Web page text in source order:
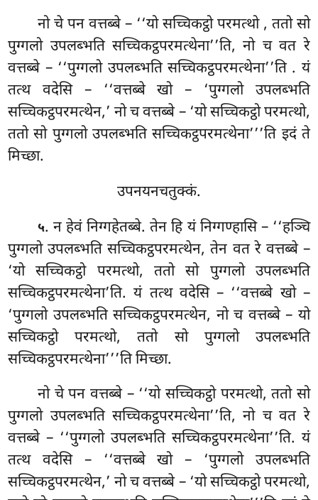
नो चे पन वत्तब्बे – ‘‘यो सच्चिकट्ठो परमत्थो , ततो सो
पुग्गलो उपलब्भति सच्चिकट्ठपरमत्थेना’’ति, नो च वत रे
वत्तब्बे – ‘‘पुग्गलो उपलब्भति सच्चिकट्ठपरमत्थेना’’ति . यं
तत्थ वदेसि – ‘‘वत्तब्बे खो – ‘पुग्गलो उपलब्भति
सच्चिकट्ठपरमत्थेन,’ नो च वत्तब्बे – ‘यो सच्चिकट्ठोपरमत्थो,
ततो सो पुग्गलो उपलब्भति सच्चिकट्ठपरमत्थेना’’’ति इदं ते
मिच्छा.
उपनयनचतुक्कं.
५. नहेवं निग्गहेतब्बे. तेन हि यं निग्गण्हासि – ‘‘हञ्चि
पुग्गलो उपलब्भति सच्चिकट्ठपरमत्थेन, तेन वत रे वत्तब्बे –
‘यो सच्चिकट्ठो परमत्थो, ततो सो पुग्गलो उपलब्भति
सच्चिकट्ठपरमत्थेना’ति. यं तत्थ वदेसि – ‘‘वत्तब्बे खो –
‘पुग्गलो उपलब्भति सच्चिकट्ठपरमत्थेन, नो च वत्तब्बे – यो
सच्चिकट्ठो परमत्थो, ततो सो पुग्गलो उपलब्भति
सच्चिकट्ठपरमत्थेना’’’ति मिच्छा.
नो चे पन वत्तब्बे – ‘‘यो सच्चिकट्ठो परमत्थो, ततो सो
पुग्गलो उपलब्भति सच्चिकट्ठपरमत्थेना’’ति, नो च वत रे
वत्तब्बे – ‘‘पुग्गलो उपलब्भति सच्चिकट्ठपरमत्थेना’’ति. यं
तत्थ वदेसि – ‘‘वत्तब्बे खो – ‘पुग्गलो उपलब्भति
सच्चिकट्ठपरमत्थेन,’ नो च वत्तब्बे – ‘यो सच्चिकट्ठो परमत्थो,